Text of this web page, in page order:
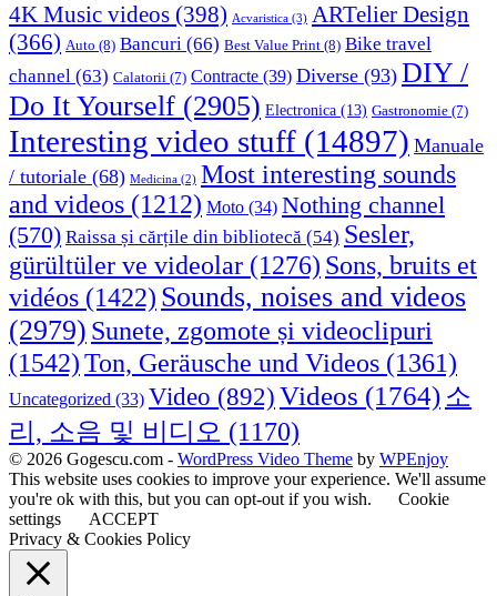
4K Music videos (398) Acvaristica (3) ARTelier Design
(366) Auto (8) Bancuri (66) Best Value Print (8) Bike travel
channel (63) Calatorii (7) Contracte (39) Diverse (93) DIY /
Do It Yourself (2905) Electronica (13) Gastronomie (7)
Interesting video stuff (14897) Manuale
/ tutoriale (68) Medicina (2) Most interesting sounds
and videos (1212) Moto (34) Nothing channel
(570) Raissa și cărțile din bibliotecă (54) Sesler,
gürültüler ve videolar (1276) Sons, bruits et
vidéos (1422) Sounds, noises and videos
(2979) Sunete, zgomote și videoclipuri
(1542)Ton, Geräusche und Videos (1361)
Uncategorized (33) Video (892)Videos (1764) 소
리, 소음 및 비디오 (1170)
© 2026 Gogescu.com - WordPress Video Theme by WPEnjoy
This website uses cookies to improve your experience. We'll assume
you're ok with this, but you can opt-out if you wish.
Cookie
settings
ACCEPT
Privacy & Cookies Policy